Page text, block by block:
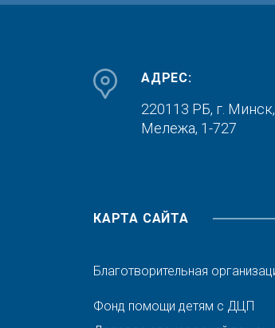
АДРЕС:
220113 РБ, г. Минск,
Мележа, 1-727
КАРТА САЙТА
Благотворительная
Фонд помощи детям с ДЦП